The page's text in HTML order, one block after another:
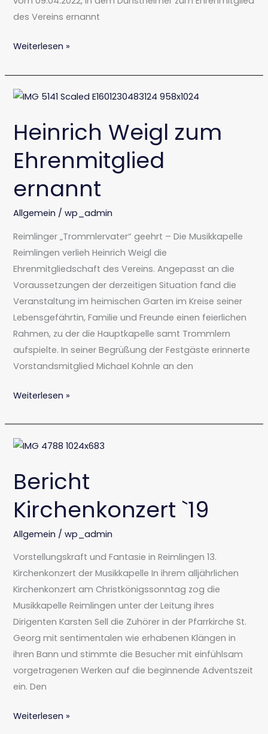
des Vereins ernannt
Weiterlesen »
Heinrich Weigl zum
Ehrenmitglied
ernannt
Allgemein /wp_admin
Reimlinger „Trommlervater“ geehrt – Die Musikkapelle
Reimlingen verlieh Heinrich Weigl die
Ehrenmitgliedschaft des Vereins. Angepasst an die
Voraussetzungen der derzeitigen Situation fand die
Veranstaltung im heimischen Garten im Kreise seiner
Lebensgefährtin, Familie und Freunde einen feierlichen
Rahmen, zu der die Hauptkapelle samt Trommlern
aufspielte. In seiner Begrüßung der Festgäste erinnerte
Vorstandsmitglied Michael Kohnle an den
Heinrich
zum
ernannt
Weiterlesen »
Bericht
Kirchenkonzert `19
Allgemein /wp_admin
Vorstellungskraft und Fantasie in Reimlingen 13.
Kirchenkonzert der Musikkapelle In ihrem alljährlichen
Kirchenkonzert am Christkönigssonntag zog die
Musikkapelle Reimlingen unter der Leitung ihres
Dirigenten Karsten Sell die Zuhörer in der Pfarrkirche St.
Georg mit sentimentalen wie erhabenen Klängen in
ihren Bann und stimmte die Besucher mit einfühlsam
vorgetragenen Werken auf die beginnende Adventszeit
ein. Den
Bericht
`19
Weiterlesen »